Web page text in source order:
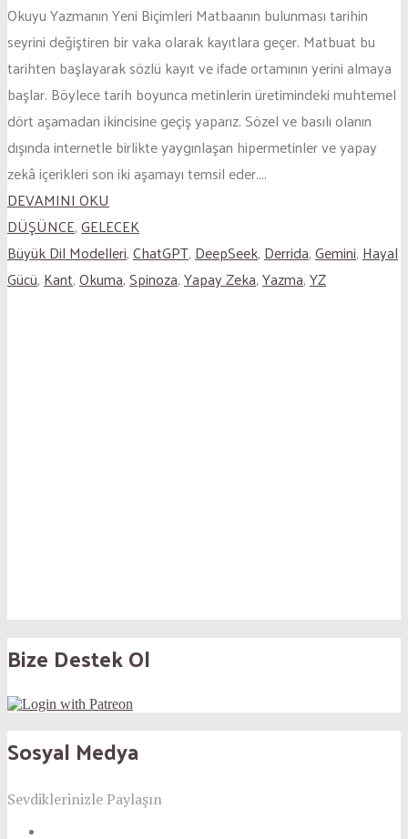
Okuyu Yazmanın Yeni Biçimleri Matbaanın bulunması tarihin
seyrini değiştiren bir vaka olarak kayıtlara geçer. Matbuat bu
tarihten başlayarak sözlü kayıt ve ifade ortamının yerini almaya
başlar. Böylece tarih boyunca metinlerin üretimindeki muhtemel
dört aşamadan ikincisine geçiş yaparız. Sözel ve basılı olanın
dışında internetle birlikte yaygınlaşan hipermetinler ve yapay
zekâ içerikleri son iki aşamayı temsil eder....
DEVAMINI OKU
DÜŞÜNCE,GELECEK
Büyük Dil Modelleri,ChatGPT,DeepSeek,Derrida,Gemini,Hayal
Gücü,Kant,Okuma,Spinoza,Yapay Zeka,Yazma,YZ
Bize Destek Ol
Sosyal Medya
Sevdiklerinizle Paylaşın